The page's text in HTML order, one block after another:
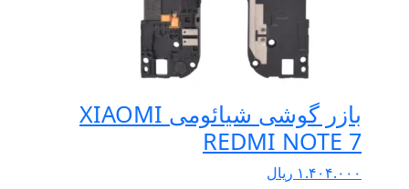
بازر گوشی شیائومی XIAOMI
REDMI NOTE 7
۱.۴۰۴.۰۰۰ ریال